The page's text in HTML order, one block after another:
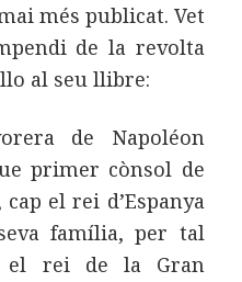
més publicat. Vet
de la revolta
al seu llibre:
de Napoléon
primer cònsol de
el rei d’Espanya
família, per tal
el rei de la Gran